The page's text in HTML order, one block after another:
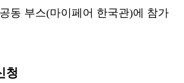
동 부스(마이페어 한국관)에 참가
청